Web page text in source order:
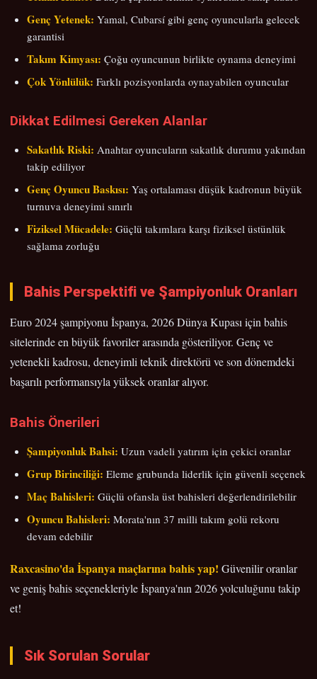
Genç Yetenek: Yamal, Cubarsí gibi genç oyuncularla gelecek
garantisi
Takım Kimyası: Çoğu oyuncunun birlikte oynama deneyimi
Çok Yönlülük: Farklı pozisyonlarda oynayabilen oyuncular
Dikkat Edilmesi Gereken Alanlar
Sakatlık Riski: Anahtar oyuncuların sakatlık durumu yakından
takip ediliyor
Genç Oyuncu Baskısı: Yaş ortalaması düşük kadronun büyük
turnuva deneyimi sınırlı
Fiziksel Mücadele: Güçlü takımlara karşı fiziksel üstünlük
sağlama zorluğu
Bahis Perspektifi ve Şampiyonluk Oranları
Euro 2024 şampiyonu İspanya, 2026 Dünya Kupası için bahis
sitelerinde en büyük favoriler arasında gösteriliyor. Genç ve
yetenekli kadrosu, deneyimli teknik direktörü ve son dönemdeki
başarılı performansıyla yüksek oranlar alıyor.
Bahis Önerileri
Şampiyonluk Bahsi: Uzun vadeli yatırım için çekici oranlar
Grup Birinciliği: Eleme grubunda liderlik için güvenli seçenek
Maç Bahisleri: Güçlü ofansla üst bahisleri değerlendirilebilir
Oyuncu Bahisleri: Morata'nın 37 milli takım golü rekoru
devam edebilir
Raxcasino'da İspanya maçlarına bahis yap! Güvenilir oranlar
ve geniş bahis seçenekleriyle İspanya'nın 2026 yolculuğunu takip
et!
Sık Sorulan Sorular